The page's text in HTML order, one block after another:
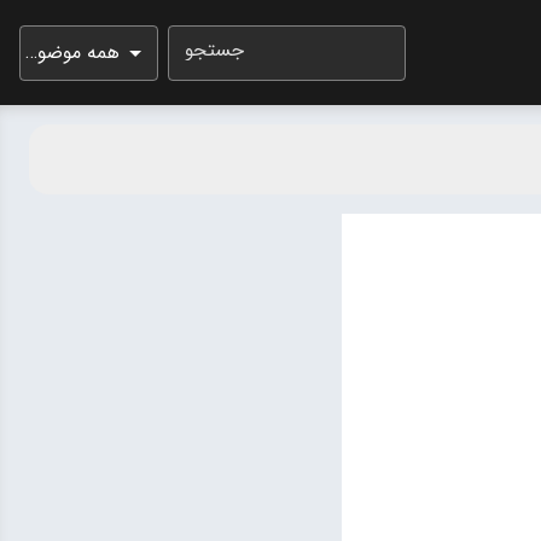
جستجو همه موضوعات